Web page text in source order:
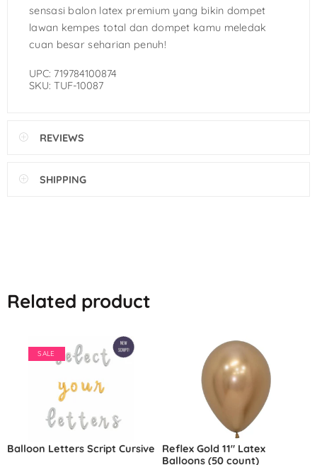
sensasi balon latex premium yang bikin dompet
lawan kempes total dan dompet kamu meledak
cuan besar seharian penuh!
UPC: 719784100874
SKU: TUF-10087
REVIEWS
SHIPPING
Related product
SALE
Balloon Letters Script Cursive
Reflex Gold 11″ Latex
Balloons (50 count)